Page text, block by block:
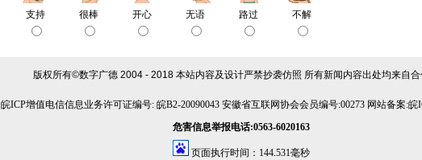
支持 很棒 开心 无语 路过 不解
版权所有©数字广德 2004 - 2018 本站内容及设计严禁抄袭仿照 所有新闻内容出处均来自
皖ICP增值电信信息业务许可证编号: 皖B2-20090043 安徽省互联网协会会员编号:00273 网站备案:皖
危害信息举报电话:0563-6020163
页面执行时间：144.531毫秒